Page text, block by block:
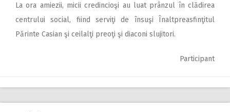
La ora amiezii, micii credincioşi au luat prânzul în clădirea
centrului social, fiind serviţi de însuşi Înaltpreasfinţitul
Părinte Casian şi ceilalţi preoţi şi diaconi slujitori.
Participant